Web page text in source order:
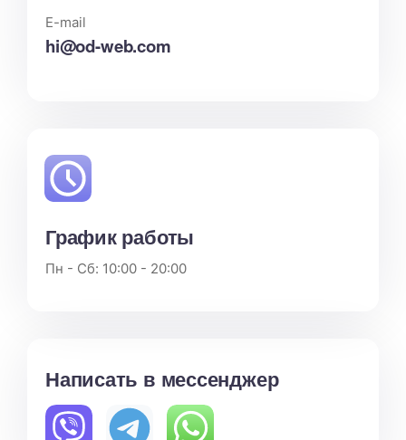
hi@od-web.com
E-mail
График работы
Пн - Сб: 10:00 - 20:00
Написать в мессенджер